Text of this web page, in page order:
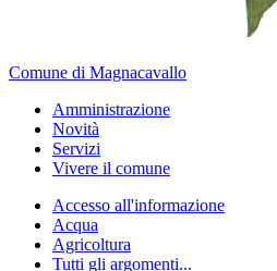
Comune di Magnacavallo
Amministrazione
Novità
Servizi
Vivere il comune
Accesso all'informazione
Acqua
Agricoltura
Tutti gli argomenti...